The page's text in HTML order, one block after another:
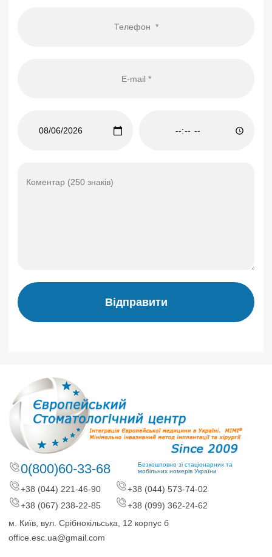
Відправити
0(800)60-33-68
Безкоштовно зі стаціонарних та
мобільних номерів України
+38 (044) 221-46-90
+38 (044) 573-74-02
+38 (067) 238-22-85
+38 (099) 362-24-62
м. Київ, вул. Срібнокільська, 12 корпус б
office.esc.ua@gmail.com